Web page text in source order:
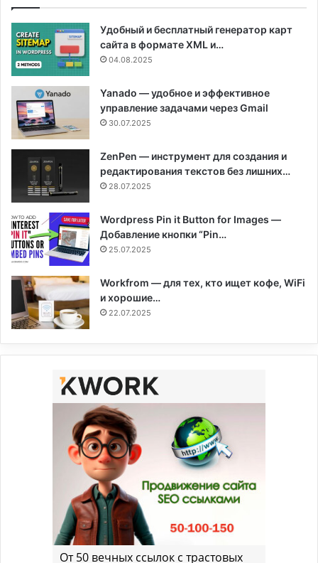
Удобный и бесплатный генератор карт
сайта в формате XML и…
04.08.2025
Yanado — удобное и эффективное
управление задачами через Gmail
30.07.2025
ZenPen — инструмент для создания и
редактирования текстов без лишних…
28.07.2025
Wordpress Pin it Button for Images —
Добавление кнопки “Pin…
25.07.2025
Workfrom — для тех, кто ищет кофе, WiFi
и хорошие…
22.07.2025